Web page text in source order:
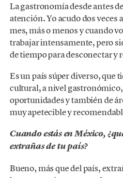
La gastronomía desde antes
atención. Yo acudo dos veces
mes, más o menos y cuando
trabajar intensamente, pero
de tiempo para desconectar y
Es un país súper diverso, que
cultural, a nivel
oportunidades y también de
muy apetecible y
Cuando estás en México,
extrañas de tu país?
Bueno, más que del país,